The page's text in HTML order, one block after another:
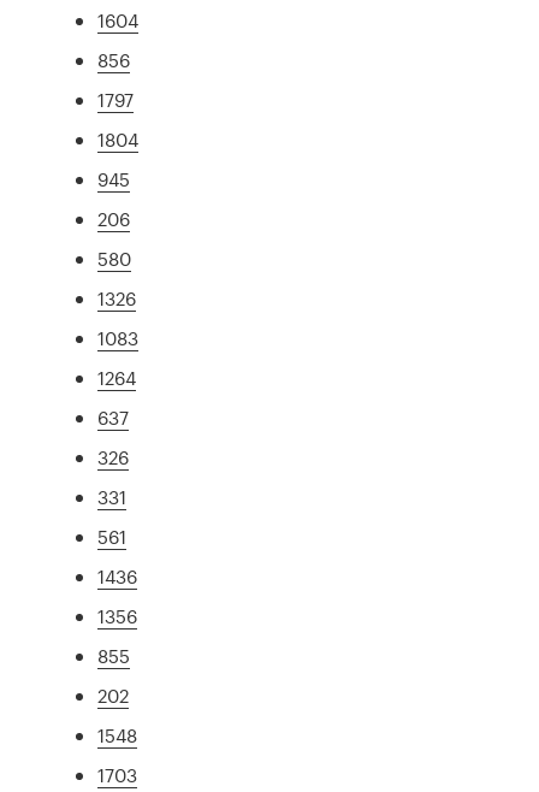
1604
856
1797
1804
945
206
580
1326
1083
1264
637
326
331
561
1436
1356
855
202
1548
1703